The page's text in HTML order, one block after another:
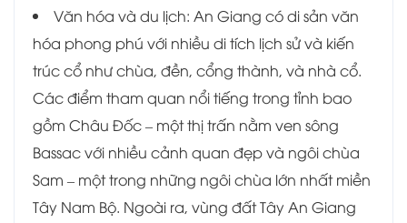
Văn hóa và du lịch: An Giang có di sản văn
hóa phong phú với nhiều di tích lịch sử và kiến
trúc cổ như chùa, đền, cổng thành, và nhà cổ.
Các điểm tham quan nổi tiếng trong tỉnh bao
gồm Châu Đốc – một thị trấn nằm ven sông
Bassac với nhiều cảnh quan đẹp và ngôi chùa
Sam – một trong những ngôi chùa lớn nhất miền
Tây Nam Bộ. Ngoài ra, vùng đất Tây An Giang